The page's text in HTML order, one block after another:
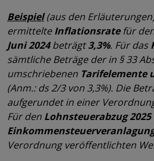
Beispiel(aus den
ermittelteInflationsratefür
Juni 2024beträgt3,3%. Für das
sämtliche Beträge der in § 33
umschriebenen Tarifelemente
(Anm.: ds 2/3 von 3,3%). Die
aufgerundet in einer
Für den Lohnsteuerabzug 2025
Verordnung veröffentlichten